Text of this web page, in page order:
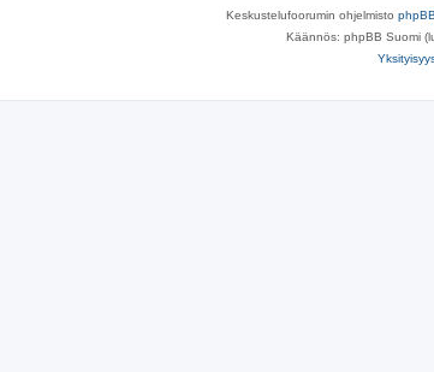
Keskustelufoorumin ohjelmisto phpBB
Käännös: phpBB Suomi